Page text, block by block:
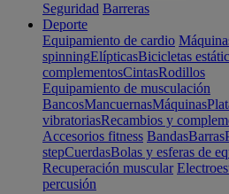
Seguridad Barreras
Deporte
Equipamiento de cardio
spinningElípticasBicicletas
complementosCintasRodillos
Equipamiento de musculación
BancosMancuernasMáquinas
vibratoriasRecambios y
Accesorios fitness BandasBarras
stepCuerdasBolas y esferas de
Recuperación muscular
percusión